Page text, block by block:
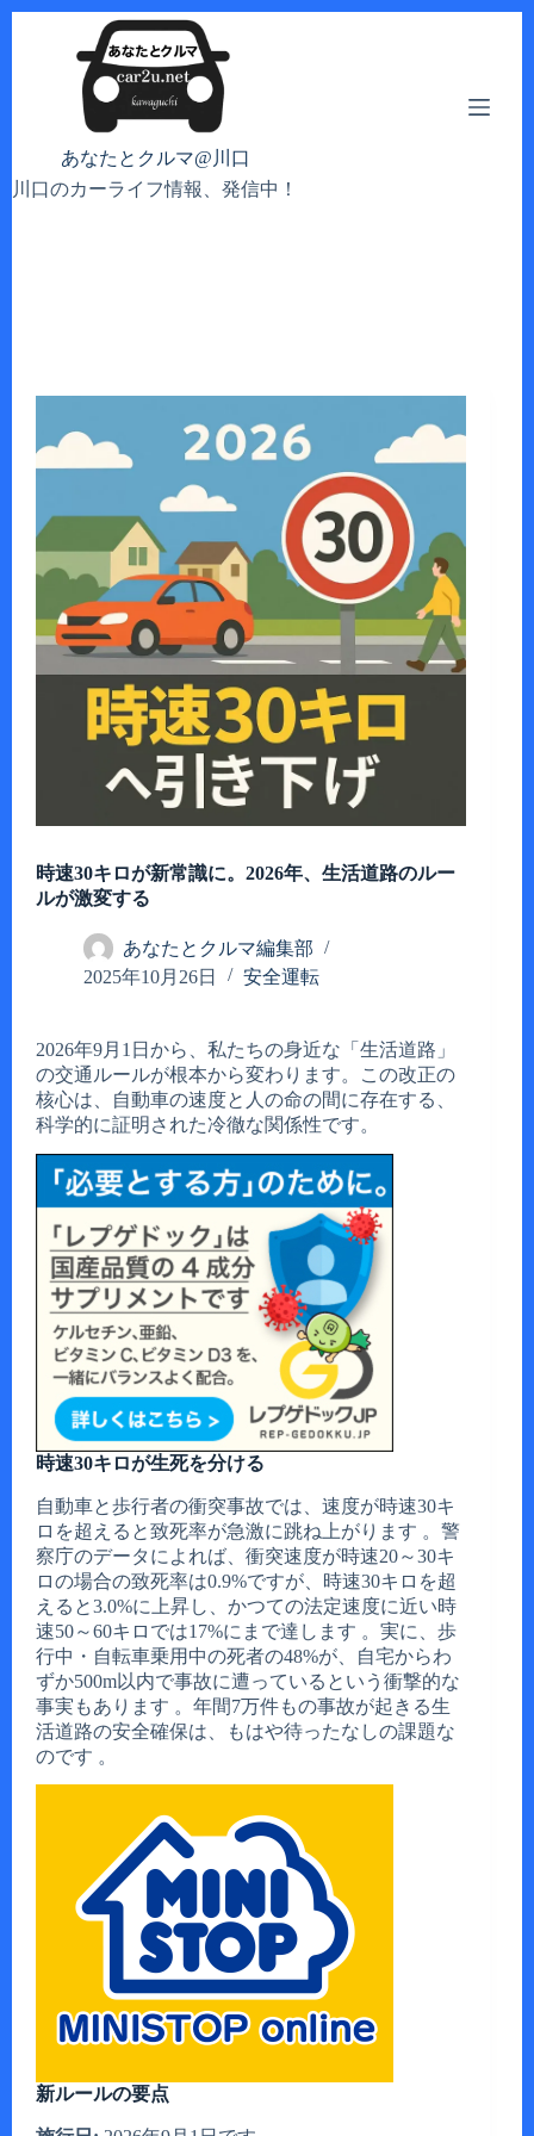
キ
あなたとクルマ@川口
川口のカーライフ情報、発信中！
時速30キロが新常識に。2026年、生活道路のルー
ルが激変する
あなたとクルマ編集部
2025年10月26日
安全運転
2026年9月1日から、私たちの身近な「生活道路」
の交通ルールが根本から変わります。この改正の
核心は、自動車の速度と人の命の間に存在する、
科学的に証明された冷徹な関係性です。
時速30キロが生死を分ける
自動車と歩行者の衝突事故では、速度が時速30キ
ロを超えると致死率が急激に跳ね上がります 。警
察庁のデータによれば、衝突速度が時速20～30キ
ロの場合の致死率は0.9%ですが、時速30キロを超
えると3.0%に上昇し、かつての法定速度に近い時
速50～60キロでは17%にまで達します 。実に、歩
行中・自転車乗用中の死者の48%が、自宅からわ
ずか500m以内で事故に遭っているという衝撃的な
事実もあります 。年間7万件もの事故が起きる生
活道路の安全確保は、もはや待ったなしの課題な
のです 。
新ルールの要点